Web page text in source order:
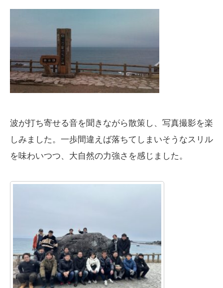
波が打ち寄せる音を聞きながら散策し、写真撮影を楽
しみました。一歩間違えば落ちてしまいそうなスリル
を味わいつつ、大自然の力強さを感じました。